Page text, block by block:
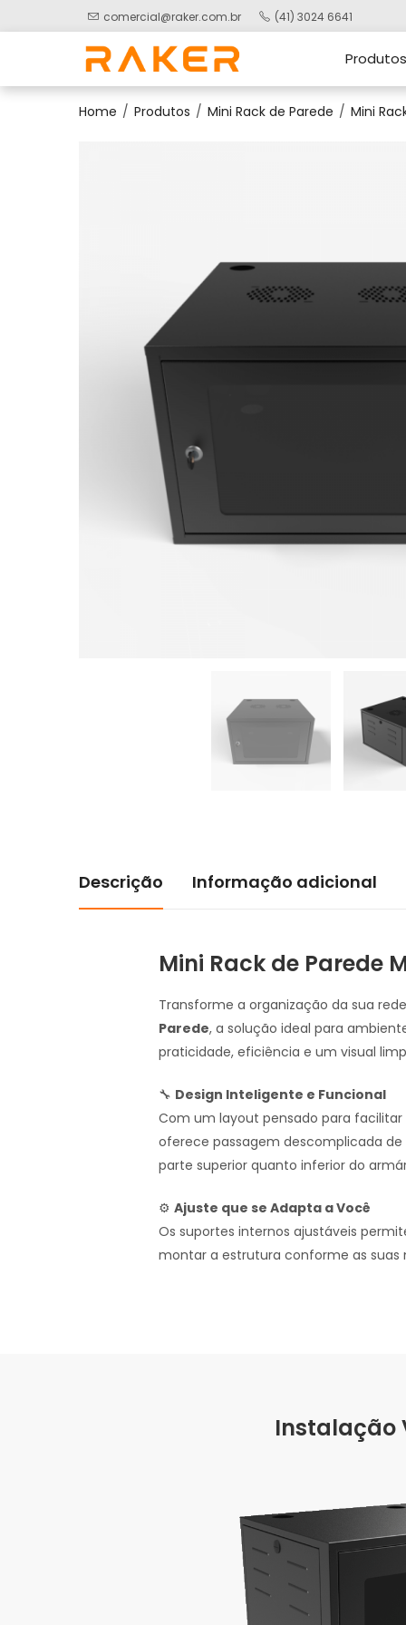
comercial@raker.com.br (41) 3024 6641
Produtos
Home Produtos Mini Rack de Parede Mini
Descrição Informação adicional
Mini Rack de Parede
Transforme a organização da sua
Parede, a solução ideal para
praticidade, eficiência e um visual
🔧 Design Inteligente e Funcional
Com um layout pensado para facilitar
oferece passagem descomplicada
parte superior quanto inferior do
⚙️ Ajuste que se Adapta a Você
Os suportes internos ajustáveis
montar a estrutura conforme as suas
Instalação